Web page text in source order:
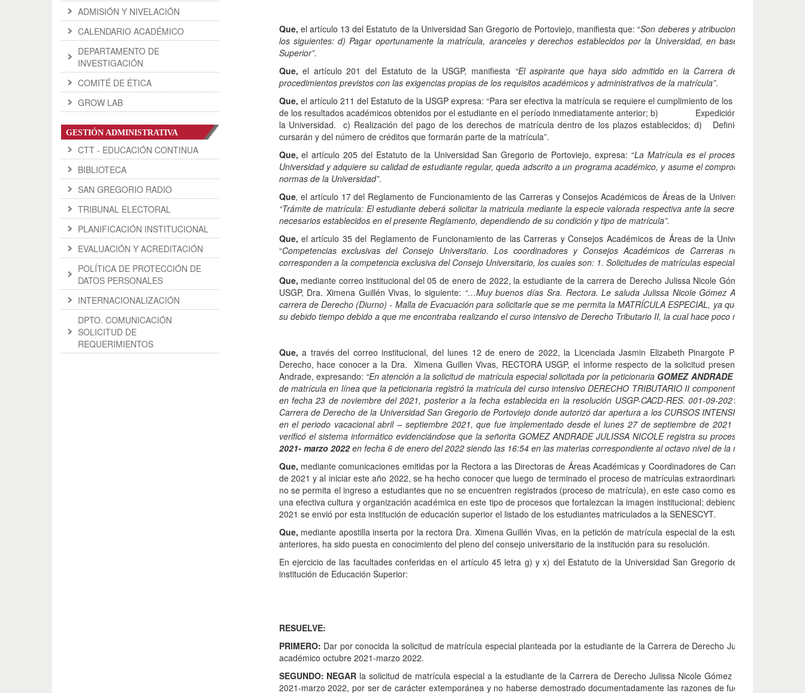
ADMISIÓN Y NIVELACIÓN
CALENDARIO ACADÉMICO
DEPARTAMENTO DE
INVESTIGACIÓN
COMITÉ DE ÉTICA
GROW LAB
GESTIÓN ADMINISTRATIVA
CTT - EDUCACIÓN CONTINUA
BIBLIOTECA
SAN GREGORIO RADIO
TRIBUNAL ELECTORAL
PLANIFICACIÓN INSTITUCIONAL
EVALUACIÓN Y ACREDITACIÓN
POLÍTICA DE PROTECCIÓN DE
DATOS PERSONALES
INTERNACIONALIZACIÓN
DPTO. COMUNICACIÓN
SOLICITUD DE
REQUERIMIENTOS
Que, el artículo 13 del Estatuto de la Universidad San Gregorio de Portoviejo, manifiesta que: “Son deberes y atribuciones de las y los
los siguientes: d) Pagar oportunamente la matrícula, aranceles y derechos establecidos por la Universidad, en base a la regulación
Superior”.
Que, el artículo 201 del Estatuto de la USGP, manifiesta “El aspirante que haya sido admitido en la Carrera deberá cumplir
procedimientos previstos con las exigencias propias de los requisitos académicos y administrativos de la matrícula”.
Que, el artículo 211 del Estatuto de la USGP expresa: “Para ser efectiva la matrícula se requiere el cumplimiento de los
de los resultados académicos obtenidos por el estudiante en el período inmediatamente anterior; b) Expedición de la orden de
la Universidad. c) Realización del pago de los derechos de matrícula dentro de los plazos establecidos; d) Definición de los
cursarán y del número de créditos que formarán parte de la matrícula”.
Que, el artículo 205 del Estatuto de la Universidad San Gregorio de Portoviejo, expresa: “La Matrícula es el proceso por el cual un
Universidad y adquiere su calidad de estudiante regular, queda adscrito a un programa académico, y asume el compromiso de cumplir
normas de la Universidad”.
Que, el artículo 17 del Reglamento de Funcionamiento de las Carreras y Consejos Académicos de Áreas de la Universidad San
“Trámite de matrícula: El estudiante deberá solicitar la matricula mediante la especie valorada respectiva ante la secretaría de su
necesarios establecidos en el presente Reglamento, dependiendo de su condición y tipo de matrícula”.
Que, el artículo 35 del Reglamento de Funcionamiento de las Carreras y Consejos Académicos de Áreas de la Universidad San
“Competencias exclusivas del Consejo Universitario. Los coordinadores y Consejos Académicos de Carreras no podrán
corresponden a la competencia exclusiva del Consejo Universitario, los cuales son: 1. Solicitudes de matrículas especiales…”.
Que, mediante correo institucional del 05 de enero de 2022, la estudiante de la carrera de Derecho Julissa Nicole Gómez Andrade,
USGP, Dra. Ximena Guillén Vivas, lo siguiente: “…Muy buenos días Sra. Rectora.Le saluda Julissa Nicole Gómez Andrade de CI:
carrera de Derecho (Diurno) - Malla de Evacuación para solicitarle que se me permita la MATRÍCULA ESPECIAL, ya que por motivos
su debido tiempo debido a que me encontraba realizando el curso intensivo de Derecho Tributario II, la cual hace poco me subieron la
Que, a través del correo institucional, del lunes 12 de enero de 2022, la Licenciada Jasmin Elizabeth Pinargote Párraga,
Derecho, hace conocer a la Dra. Ximena Guillen Vivas, RECTORA USGP, el informe respecto de la solicitud presentada por la
Andrade, expresando: “En atención a la solicitud de matrícula especial solicitada por la peticionaria GOMEZ ANDRADE JULISSA NICOLE
de matrícula en línea que la peticionaria registró la matrícula del curso intensivo DERECHO TRIBUTARIO II componente de séptimo
en fecha 23 de noviembre del 2021, posterior a la fecha establecida en la resolución USGP-CACD-RES. 001-09-2021, adoptada por
Carrera de Derecho de la Universidad San Gregorio de Portoviejo donde autorizó dar apertura a los CURSOS INTENSIVOS DE MALLA
en el periodo vacacional abril – septiembre 2021, que fue implementado desde el lunes 27 de septiembre de 2021 hasta el viernes
verificó el sistema informático evidenciándose que la señorita GOMEZ ANDRADE JULISSA NICOLE registra su proceso de matrícula
2021- marzo 2022en fecha 6 de enero del 2022 siendo las 16:54en las materias correspondiente al octavo nivel de la malla de créditos
Que, mediante comunicaciones emitidas por la Rectora a las Directoras de Áreas Académicas y Coordinadores de Carreras de la
de 2021 y al iniciar este año 2022, se ha hecho conocer que luego de terminado el proceso de matrículas extraordinarias para el
no se permita el ingreso a estudiantes que no se encuentren registrados (proceso de matrícula), en este caso como estudiantes de la
una efectiva cultura y organización académica en este tipo de procesos que fortalezcan la imagen institucional; debiendo para ello
2021 se envió por esta institución de educación superior el listado de los estudiantes matriculados a la SENESCYT.
Que, mediante apostilla inserta por la rectora Dra. Ximena Guillén Vivas, en la petición de matrícula especial de la estudiante descrita
anteriores, ha sido puesta en conocimiento del pleno del consejo universitario de la institución para su resolución.
En ejercicio de las facultades conferidas en el artículo 45 letra g) y x) del Estatuto de la Universidad San Gregorio de Portoviejo, el
institución de Educación Superior:
RESUELVE:
PRIMERO: Dar por conocida la solicitud de matrícula especial planteada por la estudiante de la Carrera de Derecho Julissa Nicole
académico octubre 2021-marzo 2022.
SEGUNDO: NEGAR la solicitud de matrícula especial a la estudiante de la Carrera de Derecho Julissa Nicole Gómez Andrade, para el
2021-marzo 2022, por ser de carácter extemporánea y no haberse demostrado documentadamente las razones de fuerza mayor, caso